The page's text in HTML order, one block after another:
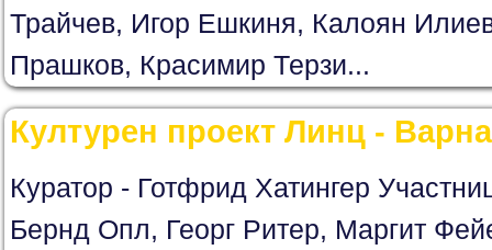
Трайчев, Игор Ешкиня, Калоян
Прашков, Красимир Терзи...
Културен проект Линц - Варна
Куратор - Готфрид Хатингер
Бернд Опл, Георг Ритер, Маргит